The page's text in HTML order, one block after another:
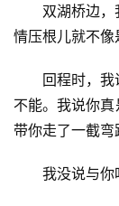
双湖桥边
情压根儿就不像
回程时，我
不能。我说你
带你走了一截弯
我没说与你